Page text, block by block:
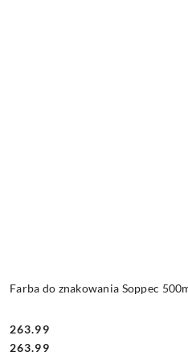
Farba do znakowania Soppec
Cena:
263.99
Cena:
263.99